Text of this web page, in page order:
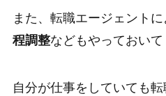
また、転職エージェントに
程調整などもやっておいて
自分が仕事をしていても